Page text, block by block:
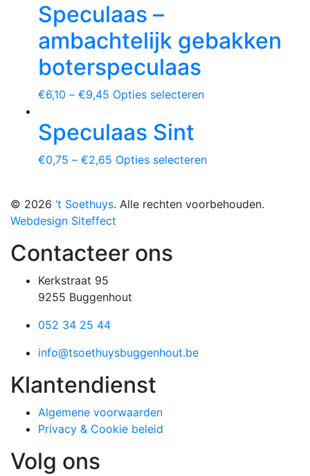
Speculaas –
ambachtelijk gebakken
boterspeculaas
€6,10 – €9,45 Opties selecteren
Speculaas Sint
€0,75 – €2,65 Opties selecteren
© 2026 ‘t Soethuys. Alle rechten voorbehouden.
Webdesign Siteffect
Contacteer ons
Kerkstraat 95
9255 Buggenhout
052 34 25 44
info@tsoethuysbuggenhout.be
Klantendienst
Algemene voorwaarden
Privacy & Cookie beleid
Volg ons